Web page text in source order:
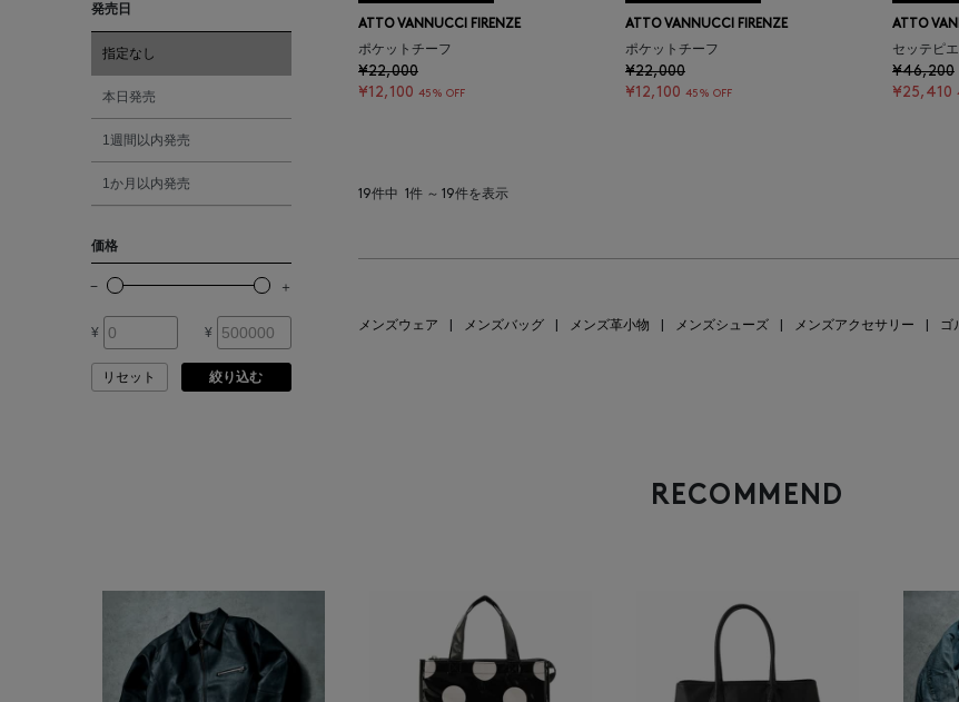
ANYA HINDMARCH
ARCS LONDON
ARIANNA
ASAUCE MELER
ATELIER AMBOISE
ATTO VANNUCCI
FIRENZE
レッド
オレンジ
シルバー
発売日
指定なし
本日発売
1週間以内発売
1か月以内発売
価格
¥ ¥
リセット 絞り込む
ATTO VANNUCCI FIRENZE
ポケットチーフ
¥22,000
¥12,100 45% OFF
ATTO VANNUCCI FIRENZE
ポケットチーフ
¥22,000
¥12,100 45% OFF
ATTO
セッテピ
¥46,200
¥25,410
19件中 1件 ～ 19件を表示
メンズウェア メンズバッグ メンズ革小物 メンズシューズ メンズアクセサリー ゴ
RECOMMEND